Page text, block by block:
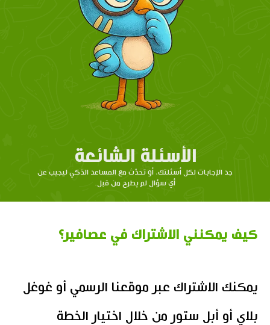
الأسئلة الشائعة
جد الإجابات لكل أسئلتك، أو تحدّث مع المساعد الذكي ليجيب عن
أي سؤال لم يطرح من قبل.
كيف يمكنني الاشتراك في عصافير؟
يمكنك الاشتراك عبر موقعنا الرسمي أو غوغل
بلاي أو أبل ستور من خلال اختيار الخطة